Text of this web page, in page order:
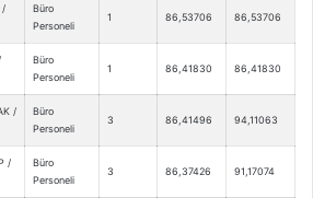
/
Büro
Personeli
1 86,53706 86,53706
Büro
Personeli
1 86,41830 86,41830
/
Büro
Personeli
3 86,41496 94,11063
/
Büro
Personeli
3 86,37426 91,17074